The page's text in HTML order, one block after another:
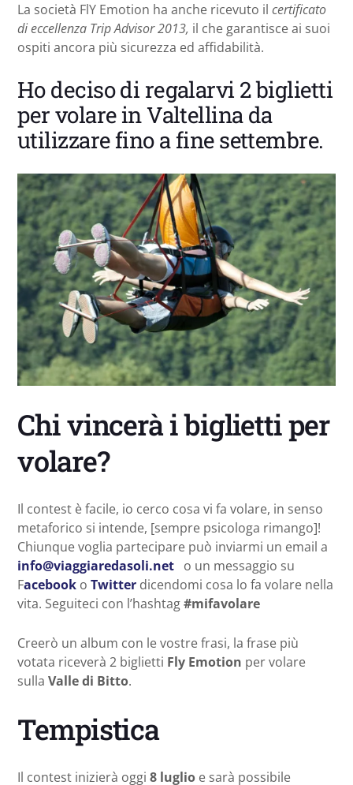
La società FlY Emotion ha anche ricevuto il certificato
di eccellenza Trip Advisor 2013, il che garantisce ai suoi
ospiti ancora più sicurezza ed affidabilità.
Ho deciso di regalarvi 2 biglietti
per volare in Valtellina da
utilizzare fino a fine settembre.
Chi vincerà i biglietti per
volare?
Il contest è facile, io cerco cosa vi fa volare, in senso
metaforico si intende, [sempre psicologa rimango]!
Chiunque voglia partecipare può inviarmi un email a
info@viaggiaredasoli.net o un messaggio su
Facebook o Twitter dicendomi cosa lo fa volare nella
vita. Seguiteci con l’hashtag#mifavolare
Creerò un album con le vostre frasi, la frase più
votata riceverà 2 biglietti Fly Emotion per volare
sulla Valle di Bitto.
Tempistica
Il contest inizierà oggi 8 luglio e sarà possibile